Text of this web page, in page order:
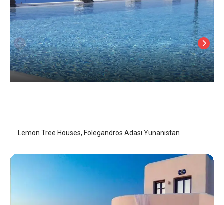
Lemon Tree Houses, Folegandros Adası Yunanistan